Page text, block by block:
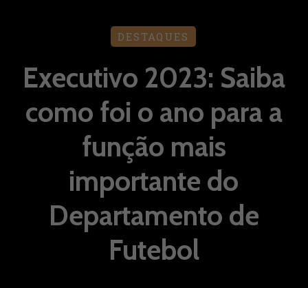
DESTAQUES
Executivo 2023: Saiba
como foi o ano para a
função mais
importante do
Departamento de
Futebol